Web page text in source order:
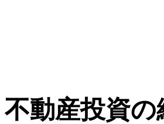
不動産投資